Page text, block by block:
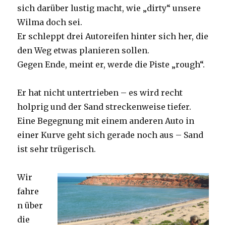
sich darüber lustig macht, wie „dirty“ unsere
Wilma doch sei.
Er schleppt drei Autoreifen hinter sich her, die
den Weg etwas planieren sollen.
Gegen Ende, meint er, werde die Piste „rough“.
Er hat nicht untertrieben – es wird recht
holprig und der Sand streckenweise tiefer.
Eine Begegnung mit einem anderen Auto in
einer Kurve geht sich gerade noch aus – Sand
ist sehr trügerisch.
Wir
fahre
n über
die